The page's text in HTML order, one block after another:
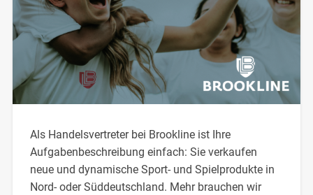
Als Handelsvertreter bei Brookline ist Ihre
Aufgabenbeschreibung einfach: Sie verkaufen
neue und dynamische Sport- und Spielprodukte in
Nord- oder Süddeutschland. Mehr brauchen wir